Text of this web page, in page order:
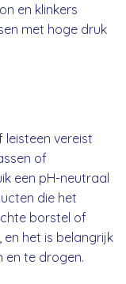
en klinkers
met hoge druk
vereist
of
een pH-neutraal
die het
borstel of
het is belangrijk
en te drogen.